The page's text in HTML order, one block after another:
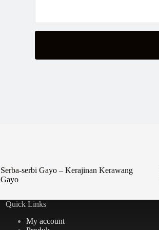
Serba-serbi Gayo – Kerajinan Kerawang
Gayo
Quick Links
My account